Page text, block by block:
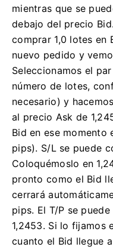
mientras que se
debajo del precio Bid.
comprar 1,0 lotes en
nuevo pedido y
Seleccionamos el
número de lotes,
necesario) y
al precio Ask de
Bid en ese momento
pips). S/L se puede
Coloquémoslo en
pronto como el Bid
cerrará
pips. El T/P se
1,2453. Si lo fijamos
cuanto el Bid llegue